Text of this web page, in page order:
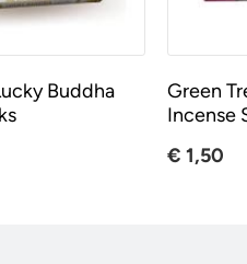
Buddha
Green
Incense
€ 1,50